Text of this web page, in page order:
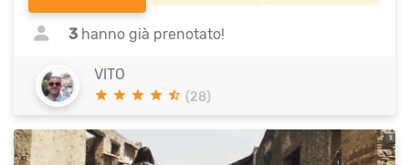
3 hanno già prenotato!
VITO
(28)